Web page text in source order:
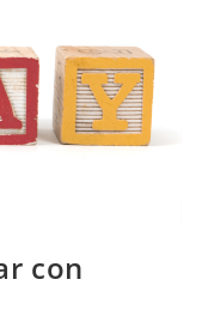
con